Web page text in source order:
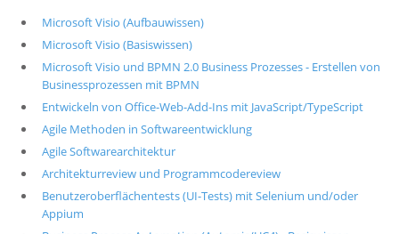
Microsoft Visio (Aufbauwissen)
Microsoft Visio (Basiswissen)
Microsoft Visio und BPMN 2.0 Business Prozesses - Erstellen von
Businessprozessen mit BPMN
Entwickeln von Office-Web-Add-Ins mit JavaScript/TypeScript
Agile Methoden in Softwareentwicklung
Agile Softwarearchitektur
Architekturreview und Programmcodereview
Benutzeroberflächentests (UI-Tests) mit Selenium und/oder
Appium